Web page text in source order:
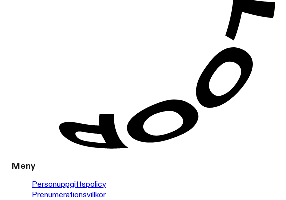
Meny
Personuppgiftspolicy
Prenumerationsvillkor